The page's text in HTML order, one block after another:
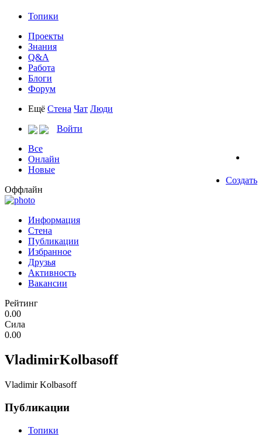
Топики
Проекты
Знания
Q&A
Работа
Блоги
Форум
Ещё Стена Чат Люди
Войти
Все
Онлайн
Новые
Создать
Оффлайн
Информация
Стена
Публикации
Избранное
Друзья
Активность
Вакансии
Рейтинг
0.00
Сила
0.00
VladimirKolbasoff
Vladimir Kolbasoff
Публикации
Топики